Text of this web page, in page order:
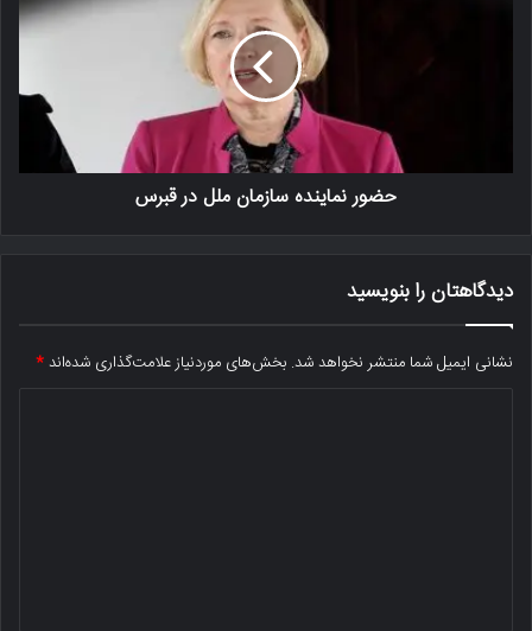
حضور نماینده سازمان ملل در قبرس
دیدگاهتان را بنویسید
نشانی ایمیل شما منتشر نخواهد شد. بخش‌های موردنیاز علامت‌گذاری شده‌اند*